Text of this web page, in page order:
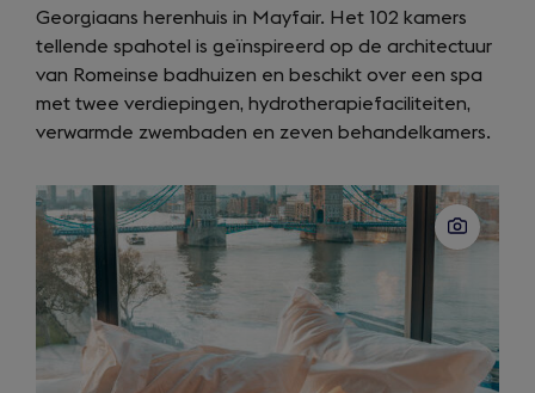
in
a
new
tab)
Georgiaans herenhuis in Mayfair. Het 102 kamers
tellende spahotel is geïnspireerd op de architectuur
van Romeinse badhuizen en beschikt over een spa
met twee verdiepingen, hydrotherapiefaciliteiten,
verwarmde zwembaden en zeven behandelkamers.